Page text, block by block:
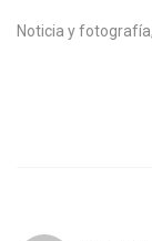
Noticia y